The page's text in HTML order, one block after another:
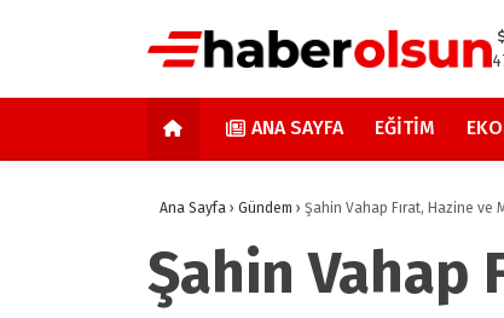
ANA SAYFA EĞITIM
Ana Sayfa › Gündem › Şahin Vahap Fırat, Hazine ve
Şahin Vahap